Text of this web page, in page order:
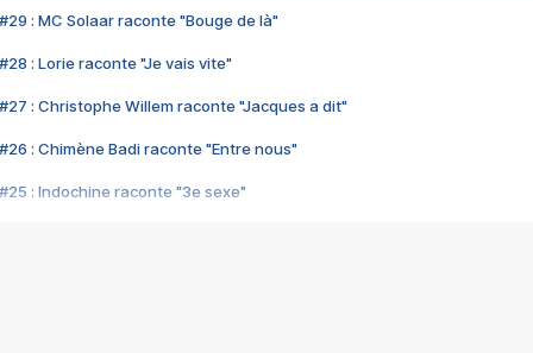
#29 : MC Solaar raconte "Bouge de là"
#28 : Lorie raconte "Je vais vite"
#27 : Christophe Willem raconte "Jacques a dit"
#26 : Chimène Badi raconte "Entre nous"
#25 : Indochine raconte "3e sexe"